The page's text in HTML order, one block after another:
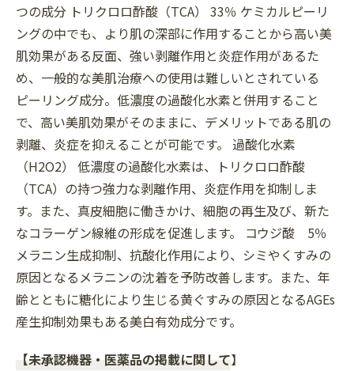
つの成分 トリクロロ酢酸（TCA） 33％ ケミカルピーリ
ングの中でも、より肌の深部に作用することから高い美
肌効果がある反面、強い剥離作用と炎症作用があるた
め、一般的な美肌治療への使用は難しいとされている
ピーリング成分。低濃度の過酸化水素と併用すること
で、高い美肌効果がそのままに、デメリットである肌の
剥離、炎症を抑えることが可能です。 過酸化水素
（H2O2） 低濃度の過酸化水素は、トリクロロ酢酸
（TCA）の持つ強力な剥離作用、炎症作用を抑制しま
す。また、真皮細胞に働きかけ、細胞の再生及び、新た
なコラーゲン線維の形成を促進します。 コウジ酸 5％
メラニン生成抑制、抗酸化作用により、シミやくすみの
原因となるメラニンの沈着を予防改善します。また、年
齢とともに糖化により生じる黄ぐすみの原因となるAGEs
産生抑制効果もある美白有効成分です。
【未承認機器・医薬品の掲載に関して】